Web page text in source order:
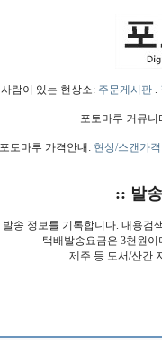
사람이 있는 현상소: 주문게시판.
포토마루 커뮤
포토마루 가격안내: 현상/스캔가격
:: 발
발송 정보를 기록합니다. 내용검
택배발송요금은 3천원
제주 등 도서/산간